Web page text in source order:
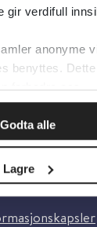
gir verdifull
anonyme
benyttes.
forbedre oss.
Godta alle
Lagre